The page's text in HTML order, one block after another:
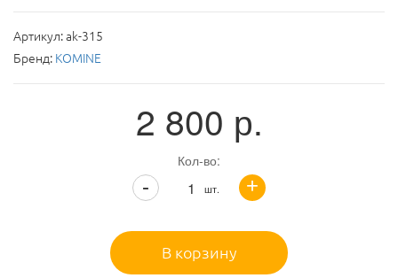
Артикул:ak-315
Бренд: KOMINE
2 800 р.
Кол-во:
шт. +
-
В корзину